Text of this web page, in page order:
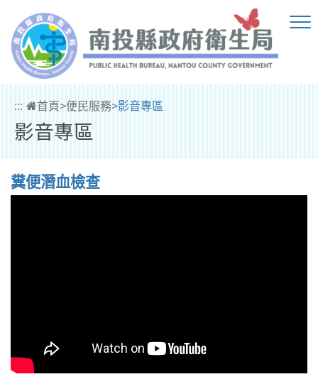
::: 首頁>便民服務>影音專區
影音專區
糞便潛血檢查